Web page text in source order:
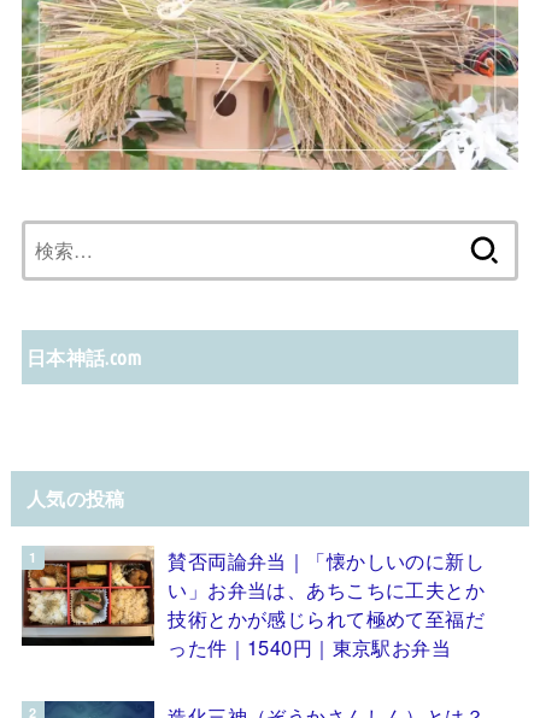
索:
日本神話.com
人気の投稿
賛否両論弁当｜「懐かしいのに新し
い」お弁当は、あちこちに工夫とか
技術とかが感じられて極めて至福だ
った件｜1540円｜東京駅お弁当